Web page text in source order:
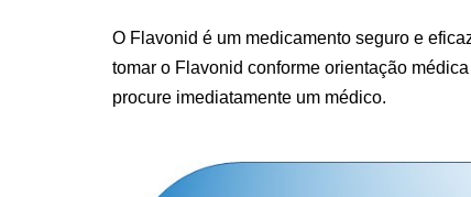
O Flavonid é um medicamento seguro e
tomar o Flavonid conforme orientação
procure imediatamente um médico.